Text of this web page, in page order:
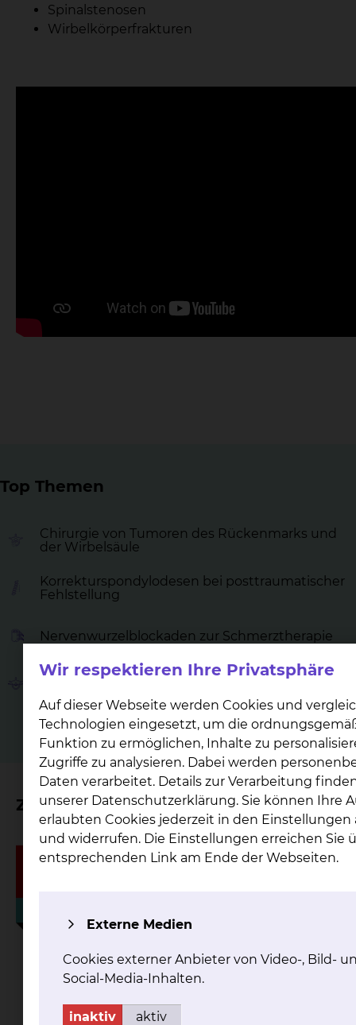
Spinalstenosen
Wirbelkörperfrakturen
Top Themen
Chirurgie von Tumoren des Rückenmarks und
der Wirbelsäule
Korrekturspondylodesen bei posttraumatischer
Fehlstellung
Nervenwurzelblockaden zur Schmerztherapie
Dorsale Entlastungsoperationen
Zertifikat
Wir respektieren Ihre Privatsphäre
Auf dieser Webseite werden Cookies und
Technologien eingesetzt, um die
Funktion zu ermöglichen, Inhalte zu
Zugriffe zu analysieren. Dabei werden
Daten verarbeitet. Details zur Verarbeitung
unserer Datenschutzerklärung. Sie können Ihre
erlaubten Cookies jederzeit in den Einstellungen
und widerrufen. Die Einstellungen erreichen Sie
entsprechenden Link am Ende der Webseiten.
Externe Medien
Cookies externer Anbieter von Video-, Bild-
Social-Media-Inhalten.
inaktiv aktiv